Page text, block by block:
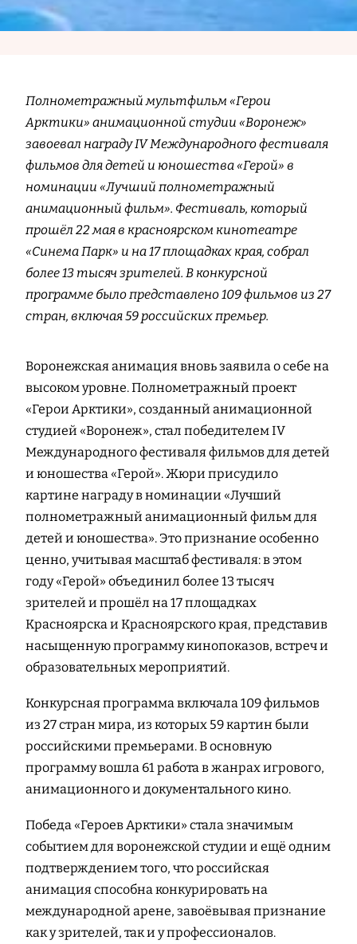
Полнометражный мультфильм «Герои
Арктики» анимационной студии «Воронеж»
завоевал награду IV Международного фестиваля
фильмов для детей и юношества «Герой» в
номинации «Лучший полнометражный
анимационный фильм». Фестиваль, который
прошёл 22 мая в красноярском кинотеатре
«Синема Парк» и на 17 площадках края, собрал
более 13 тысяч зрителей. В конкурсной
программе было представлено 109 фильмов из 27
стран, включая 59 российских премьер.
Воронежская анимация вновь заявила о себе на
высоком уровне. Полнометражный проект
«Герои Арктики», созданный анимационной
студией «Воронеж», стал победителем IV
Международного фестиваля фильмов для детей
и юношества «Герой». Жюри присудило
картине награду в номинации «Лучший
полнометражный анимационный фильм для
детей и юношества». Это признание особенно
ценно, учитывая масштаб фестиваля: в этом
году «Герой» объединил более 13 тысяч
зрителей и прошёл на 17 площадках
Красноярска и Красноярского края, представив
насыщенную программу кинопоказов, встреч и
образовательных мероприятий.
Конкурсная программа включала 109 фильмов
из 27 стран мира, из которых 59 картин были
российскими премьерами. В основную
программу вошла 61 работа в жанрах игрового,
анимационного и документального кино.
Победа «Героев Арктики» стала значимым
событием для воронежской студии и ещё одним
подтверждением того, что российская
анимация способна конкурировать на
международной арене, завоёвывая признание
как у зрителей, так и у профессионалов.